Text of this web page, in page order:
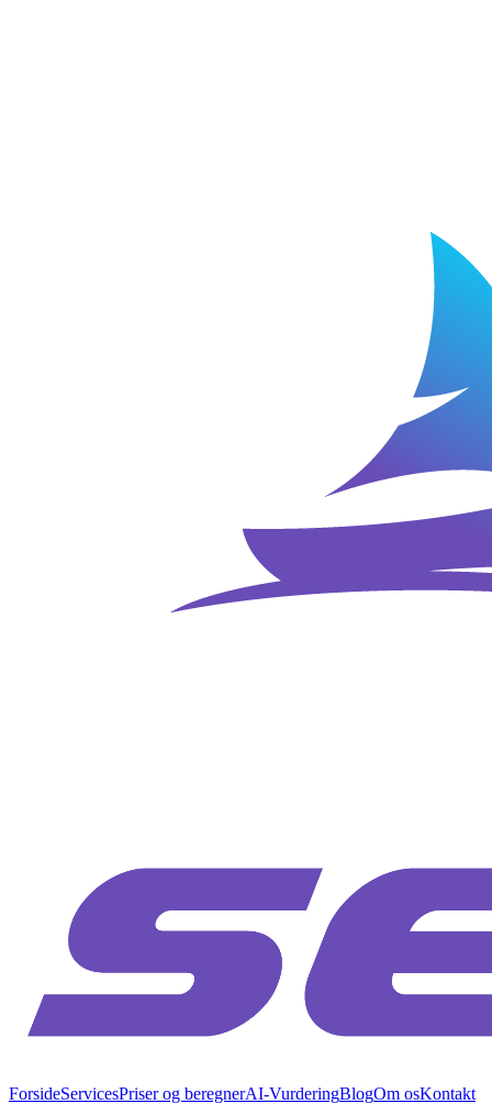
ForsideServicesPriser og beregnerAI-VurderingBlogOm osKontakt